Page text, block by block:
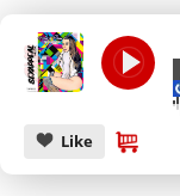
Like